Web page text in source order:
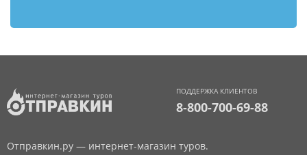
ПОДДЕРЖКА КЛИЕНТОВ
8-800-700-69-88
Отправкин.ру — интернет-магазин туров.